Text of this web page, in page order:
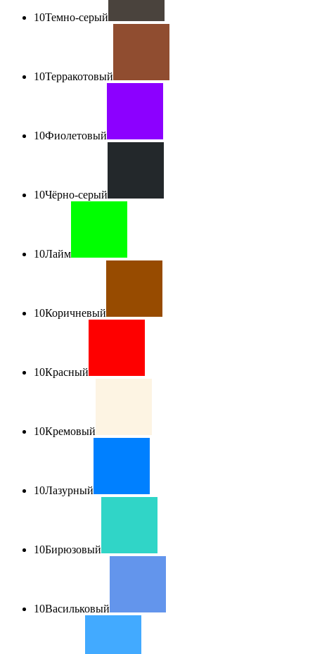
10Темно-серый
10Терракотовый
10Фиолетовый
10Чёрно-серый
10Лайм
10Коричневый
10Красный
10Кремовый
10Лазурный
10Бирюзовый
10Васильковый